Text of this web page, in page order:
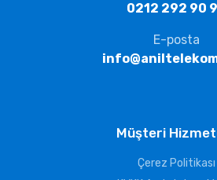
0212 292 90
E-posta
Müşteri
Çerez Politikası